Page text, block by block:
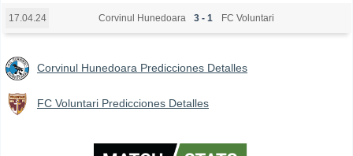
17.04.24 Corvinul Hunedoara 3 - 1 FC Voluntari
Corvinul Hunedoara Predicciones Detalles
FC Voluntari Predicciones Detalles